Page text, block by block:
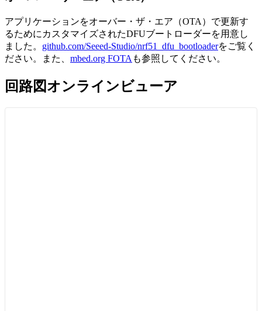
アプリケーションをオーバー・ザ・エア（OTA）で更新す
るためにカスタマイズされたDFUブートローダーを用意し
ました。 github.com/Seeed-Studio/nrf51_dfu_bootloaderをご覧く
ださい。また、 mbed.org FOTA も参照してください。
回路図オンラインビューア